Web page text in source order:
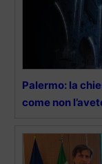
Palermo: la
come non